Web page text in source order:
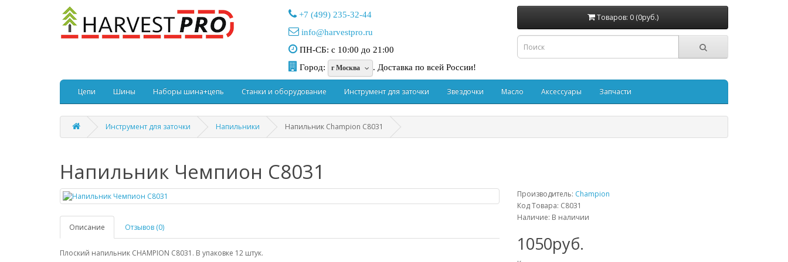
+7 (499) 235-32-44
info@harvestpro.ru
ПН-СБ: с 10:00 до 21:00
Город:
г Москва . Доставка по всей России!
Товаров: 0 (0руб.)
Цепи Шины Наборы шина+цепь Станки и оборудование Инструмент для заточки Звездочки Масло Аксессуары Запчасти
Инструмент для заточки Напильники Напильник Champion C8031
Напильник Чемпион C8031
Описание Отзывов (0)
Плоский напильник CHAMPION C8031. В упаковке 12 штук.
Производитель: Champion
Код Товара: C8031
Наличие: В наличии
1050руб.